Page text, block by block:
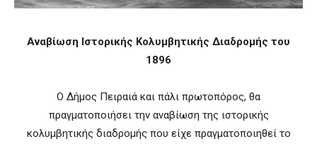
Αναβίωση Ιστορικής Κολυμβητικής Διαδρομής του
1896
Ο Δήμος Πειραιά και πάλι πρωτοπόρος, θα
πραγματοποιήσει την αναβίωση της ιστορικής
κολυμβητικής διαδρομής που είχε πραγματοποιηθεί το